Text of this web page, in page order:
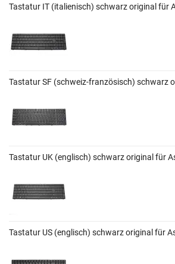
Tastatur IT (italienisch) schwarz original für
Tastatur SF (schweiz-französisch) schwarz
Tastatur UK (englisch) schwarz original für
Tastatur US (englisch) schwarz original für